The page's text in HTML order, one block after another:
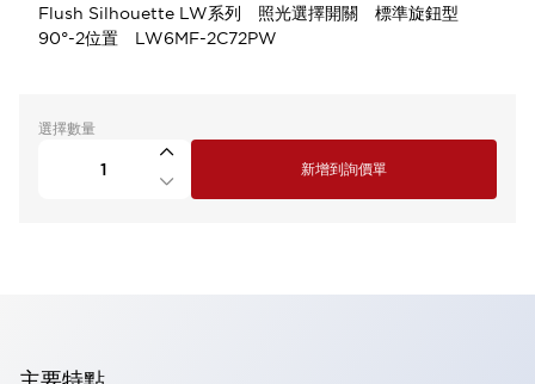
Flush Silhouette LW系列 照光選擇開關 標準旋鈕型
90°-2位置 LW6MF-2C72PW
選擇數量
新增到詢價單